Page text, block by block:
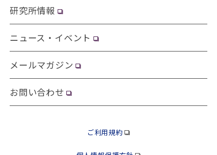
研究所情報
ニュース・イベント
メールマガジン
お問い合わせ
ご利用規約